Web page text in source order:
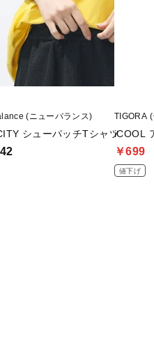
(ニューバランス)
シューパッチTシャツ
TIGORA
iCOOL
￥699
値下げ